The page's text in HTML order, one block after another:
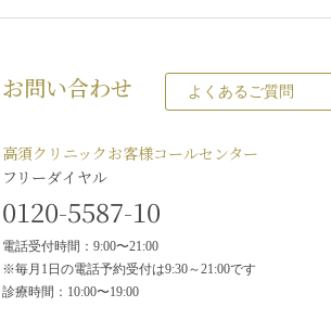
お問い合わせ よくあるご質問
高須クリニックお客様コールセンター
フリーダイヤル
0120-5587-10
電話受付時間：9:00〜21:00
※毎月1日の電話予約受付は9:30～21:00です
診療時間：10:00〜19:00